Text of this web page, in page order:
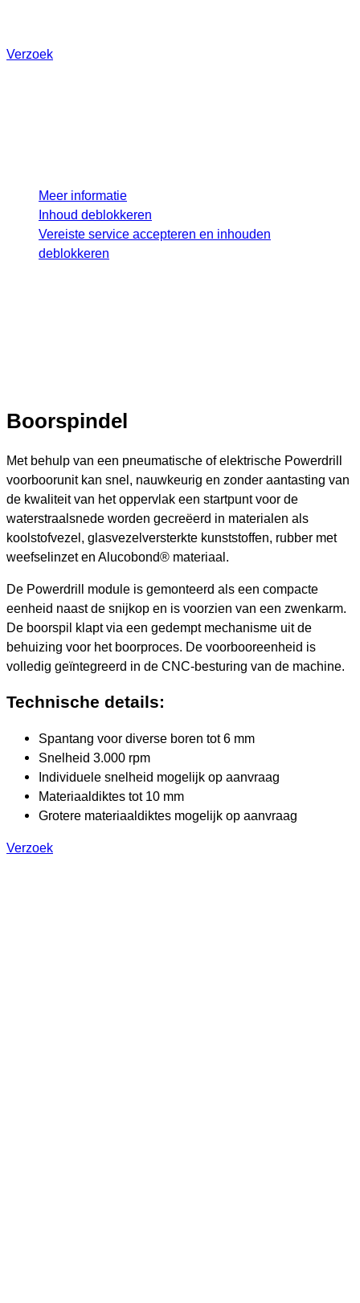
Verzoek
Meer informatie
Inhoud deblokkeren
Vereiste service accepteren en inhouden
deblokkeren
Boorspindel
Met behulp van een pneumatische of elektrische Powerdrill
voorboorunit kan snel, nauwkeurig en zonder aantasting van
de kwaliteit van het oppervlak een startpunt voor de
waterstraalsnede worden gecreëerd in materialen als
koolstofvezel, glasvezelversterkte kunststoffen, rubber met
weefselinzet en Alucobond® materiaal.
De Powerdrill module is gemonteerd als een compacte
eenheid naast de snijkop en is voorzien van een zwenkarm.
De boorspil klapt via een gedempt mechanisme uit de
behuizing voor het boorproces. De voorbooreenheid is
volledig geïntegreerd in de CNC-besturing van de machine.
Technische details:
Spantang voor diverse boren tot 6 mm
Snelheid 3.000 rpm
Individuele snelheid mogelijk op aanvraag
Materiaaldiktes tot 10 mm
Grotere materiaaldiktes mogelijk op aanvraag
Verzoek